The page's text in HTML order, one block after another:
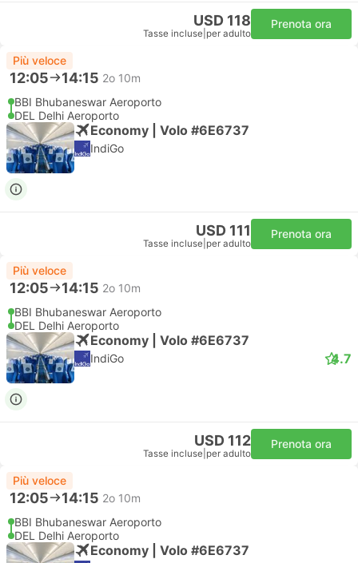
USD 118
Tasse incluse per adulto
Prenota ora
Più veloce
12:05 14:15 2o 10m
BBI Bhubaneswar Aeroporto
DEL Delhi Aeroporto
Economy | Volo #6E6737
IndiGo
USD 111
Tasse incluse per adulto
Prenota ora
Più veloce
12:05 14:15 2o 10m
BBI Bhubaneswar Aeroporto
DEL Delhi Aeroporto
Economy | Volo #6E6737
IndiGo 4.7
USD 112
Tasse incluse per adulto
Prenota ora
Più veloce
12:05 14:15 2o 10m
BBI Bhubaneswar Aeroporto
DEL Delhi Aeroporto
Economy | Volo #6E6737